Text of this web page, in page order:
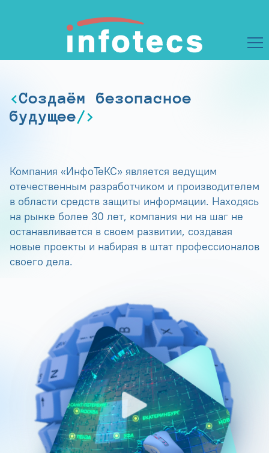
Создаём безопасное
будущее
Компания «ИнфоТеКС» является ведущим
отечественным разработчиком и производителем
в области средств защиты информации. Находясь
на рынке более 30 лет, компания ни на шаг не
останавливается в своем развитии, создавая
новые проекты и набирая в штат профессионалов
своего дела.